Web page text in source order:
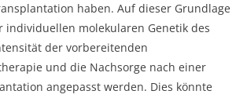
haben. Auf dieser Grundlage
individuellen molekularen Genetik des
der vorbereitenden
und die Nachsorge nach einer
angepasst werden. Dies könnte